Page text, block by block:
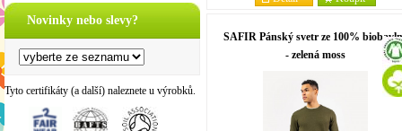
Novinky nebo slevy?
Tyto certifikáty (a další) naleznete u výrobků.
SAFIR Pánský svetr ze 100%
- zelená moss